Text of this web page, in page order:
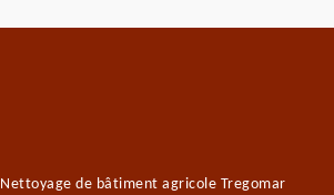
Nettoyage de bâtiment agricole Tregomar